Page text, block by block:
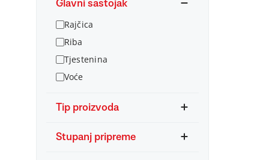
Glavni sastojak
Rajčica
Riba
Tjestenina
Voće
Tip proizvoda
Stupanj pripreme